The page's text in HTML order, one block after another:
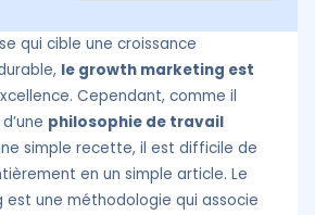
qui cible une croissance
le growth marketing est
Cependant, comme il
philosophie de travail
simple recette, il est difficile de
en un simple article. Le
une méthodologie qui associe